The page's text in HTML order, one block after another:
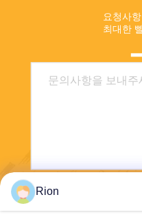
요청사
최대한
Rion